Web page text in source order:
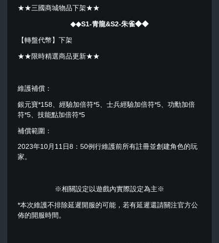
★★三國商城物品下架★★
◆◆S1-青龍&S2-朱雀◆◆
【轉盤代幣】下架
★★限時精選商品更新★★
維護補償：
銀元寶*158、經驗加倍符*5、士兵經驗加倍符*5、功勳加倍
符*5、技能點加倍符*5
補償範圍：
2023年10月11日8：50例行維護前所有註冊並創建角色的玩
家。
※相關設定以遊戲內實際設定為主※
*本次維護不排除延遲開服的可能，若有延遲還請關注官方公
佈的開服時間。